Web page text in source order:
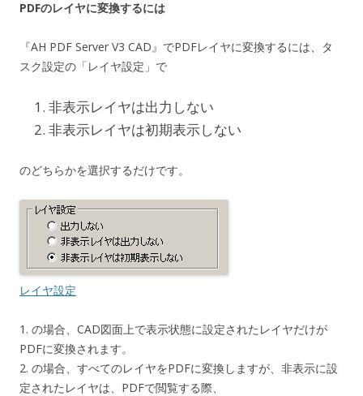
PDFのレイヤに変換するには
『AH PDF Server V3 CAD』でPDFレイヤに変換するには、タ
スク設定の「レイヤ設定」で
非表示レイヤは出力しない
非表示レイヤは初期表示しない
のどちらかを選択するだけです。
レイヤ設定
1. の場合、CAD図面上で表示状態に設定されたレイヤだけが
PDFに変換されます。
2. の場合、すべてのレイヤをPDFに変換しますが、非表示に設
定されたレイヤは、PDFで閲覧する際、